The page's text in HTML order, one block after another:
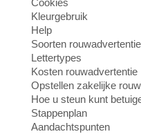
Cookies
Kleurgebruik
Help
Soorten
Lettertypes
Kosten rouwadvertentie
Opstellen zakelijke
Hoe u steun kunt
Stappenplan
Aandachtspunten